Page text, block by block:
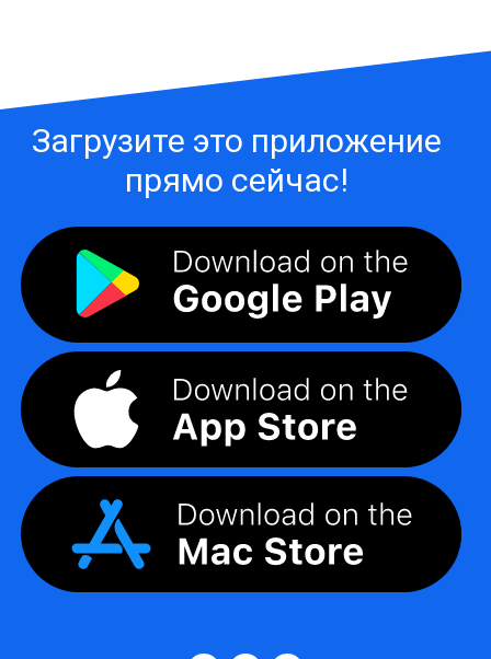
Загрузите это приложение
прямо сейчас!